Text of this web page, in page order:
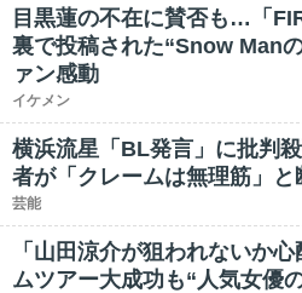
目黒蓮の不在に賛否も…「
裏で投稿された“Snow Man
ァン感動
イケメン
横浜流星「BL発言」に批判
者が「クレームは無理筋」と
芸能
「山田涼介が狙われないか
ムツアー大成功も“人気女優